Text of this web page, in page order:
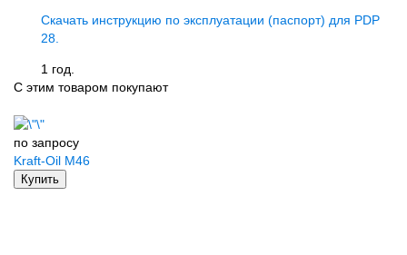
Скачать инструкцию по эксплуатации (паспорт) для PDP
28.
1 год.
С этим товаром покупают
по запросу
Kraft-Oil M46
Купить